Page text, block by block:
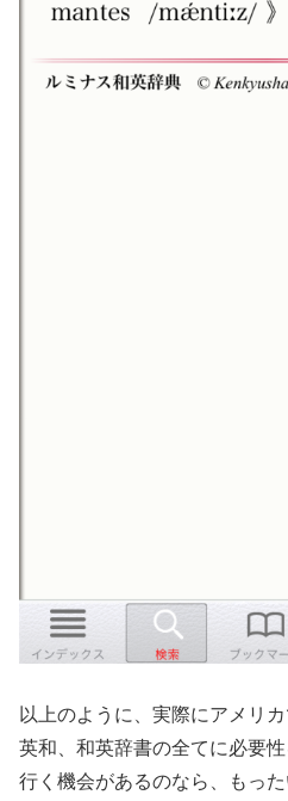
以上のように、実際にアメリ
英和、和英辞書の全てに必要
行く機会があるのなら、もっ